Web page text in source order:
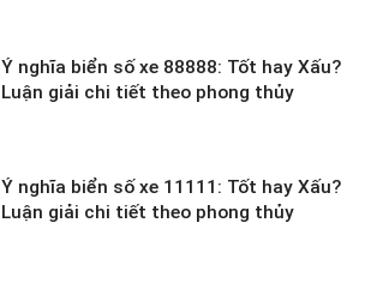
Ý nghĩa biển số xe 88888: Tốt hay Xấu?
Luận giải chi tiết theo phong thủy
Ý nghĩa biển số xe 11111: Tốt hay Xấu?
Luận giải chi tiết theo phong thủy